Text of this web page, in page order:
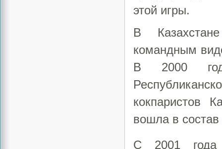
этой игры.
В
командным
В 2000 году
кокпаристов
вошла в
С 2001 года